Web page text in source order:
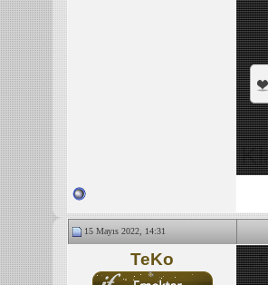
15 Mayıs 2022, 14:31
TeKo